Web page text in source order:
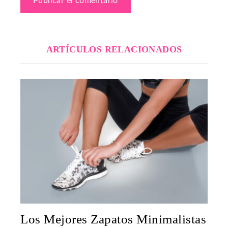
ARTÍCULOS RELACIONADOS
Los Mejores Zapatos Minimalistas